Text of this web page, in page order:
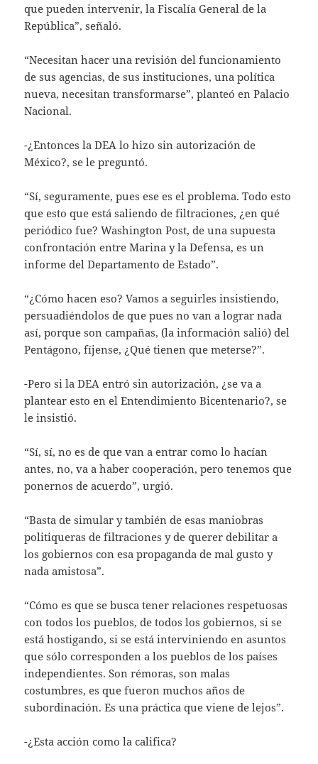
que pueden intervenir, la Fiscalía General de la
República”, señaló.
“Necesitan hacer una revisión del funcionamiento
de sus agencias, de sus instituciones, una política
nueva, necesitan transformarse”, planteó en Palacio
Nacional.
-¿Entonces la DEA lo hizo sin autorización de
México?, se le preguntó.
“Sí, seguramente, pues ese es el problema. Todo esto
que esto que está saliendo de filtraciones, ¿en qué
periódico fue? Washington Post, de una supuesta
confrontación entre Marina y la Defensa, es un
informe del Departamento de Estado”.
“¿Cómo hacen eso? Vamos a seguirles insistiendo,
persuadiéndolos de que pues no van a lograr nada
así, porque son campañas, (la información salió) del
Pentágono, fíjense, ¿Qué tienen que meterse?”.
-Pero si la DEA entró sin autorización, ¿se va a
plantear esto en el Entendimiento Bicentenario?, se
le insistió.
“Sí, sí, no es de que van a entrar como lo hacían
antes, no, va a haber cooperación, pero tenemos que
ponernos de acuerdo”, urgió.
“Basta de simular y también de esas maniobras
politiqueras de filtraciones y de querer debilitar a
los gobiernos con esa propaganda de mal gusto y
nada amistosa”.
“Cómo es que se busca tener relaciones respetuosas
con todos los pueblos, de todos los gobiernos, si se
está hostigando, si se está interviniendo en asuntos
que sólo corresponden a los pueblos de los países
independientes. Son rémoras, son malas
costumbres, es que fueron muchos años de
subordinación. Es una práctica que viene de lejos”.
-¿Esta acción como la califica?